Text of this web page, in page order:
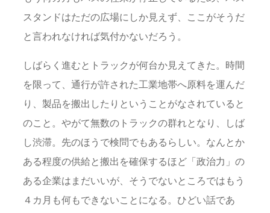
スタンドはただの広場にしか見えず、ここがそうだ
と言われなければ気付かないだろう。
しばらく進むとトラックが何台か見えてきた。時間
を限って、通行が許された工業地帯へ原料を運んだ
り、製品を搬出したりということがなされていると
のこと。やがて無数のトラックの群れとなり、しば
し渋滞。先のほうで検問でもあるらしい。なんとか
ある程度の供給と搬出を確保するほど「政治力」の
ある企業はまだいいが、そうでないところではもう
４カ月も何もできないことになる。ひどい話であ